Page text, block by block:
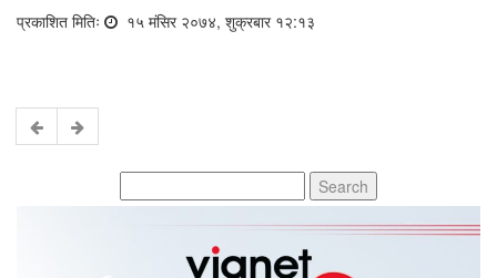
प्रकाशित मितिः १५ मंसिर २०७४, शुक्रबार १२:१३
for: